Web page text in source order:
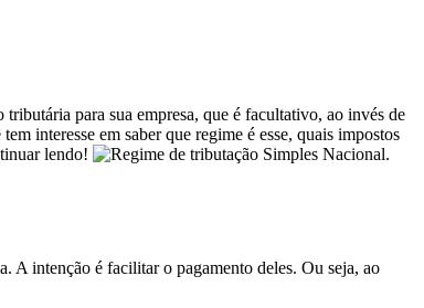
para sua empresa, que é facultativo, ao invés de
interesse em saber que regime é esse, quais impostos
lendo!
A intenção é facilitar o pagamento deles. Ou seja, ao